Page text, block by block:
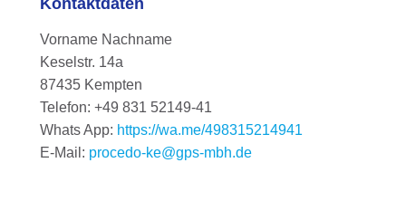
Kontaktdaten
Vorname Nachname
Keselstr. 14a
87435 Kempten
Telefon: +49 831 52149-41
Whats App: https://wa.me/498315214941
E-Mail: procedo-ke@gps-mbh.de